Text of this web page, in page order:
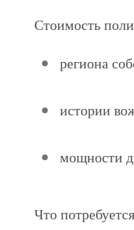
Стоимость
региона
истории
мощности
Что